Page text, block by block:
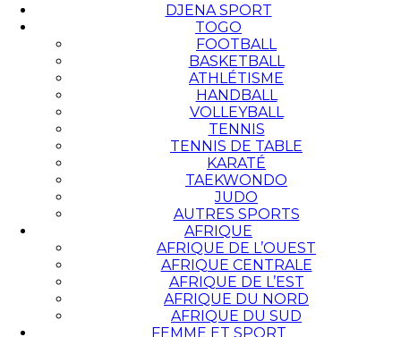
DJENA SPORT
TOGO
FOOTBALL
BASKETBALL
ATHLÉTISME
HANDBALL
VOLLEYBALL
TENNIS
TENNIS DE TABLE
KARATÉ
TAEKWONDO
JUDO
AUTRES SPORTS
AFRIQUE
AFRIQUE DE L’OUEST
AFRIQUE CENTRALE
AFRIQUE DE L’EST
AFRIQUE DU NORD
AFRIQUE DU SUD
FEMME ET SPORT